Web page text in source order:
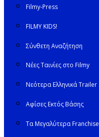
Filmy-Press
FILMY KIDS!
Σύνθετη Αναζήτηση
Νέες Ταινίες στο Filmy
Νεότερα Ελληνικά Trailer
Αφίσες Εκτός Βάσης
Τα Μεγαλύτερα Franchise